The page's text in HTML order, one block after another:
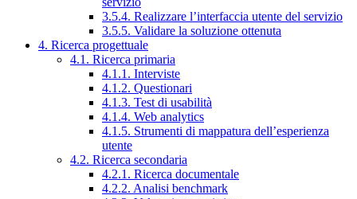
3.5.4. Realizzare l’interfaccia utente del servizio
3.5.5. Validare la soluzione ottenuta
4. Ricerca progettuale
4.1. Ricerca primaria
4.1.1. Interviste
4.1.2. Questionari
4.1.3. Test di usabilità
4.1.4. Web analytics
4.1.5. Strumenti di mappatura dell’esperienza
utente
4.2. Ricerca secondaria
4.2.1. Ricerca documentale
4.2.2. Analisi benchmark